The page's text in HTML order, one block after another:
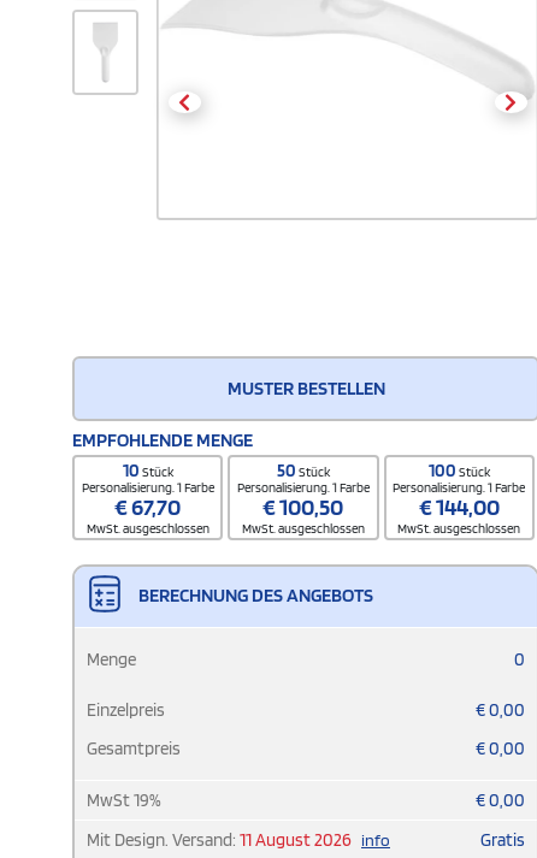
MUSTER BESTELLEN
EMPFOHLENDE MENGE
10 Stück
Personalisierung. 1 Farbe
€67,70
MwSt. ausgeschlossen
50 Stück
Personalisierung. 1 Farbe
€100,50
MwSt. ausgeschlossen
100 Stück
Personalisierung. 1 Farbe
€144,00
MwSt. ausgeschlossen
BERECHNUNG DES ANGEBOTS
Menge 0
Einzelpreis €0,00
Gesamtpreis
€0,00
MwSt19% €0,00
Mit Design. Versand: 11 August 2026 info
Gratis